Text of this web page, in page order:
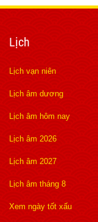
Lịch
Lịch vạn niên
Lịch âm dương
Lịch âm hôm nay
Lịch âm 2026
Lịch âm 2027
Lịch âm tháng 8
Xem ngày tốt xấu